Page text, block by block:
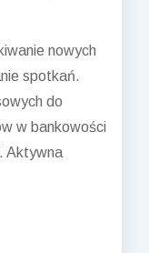
nowych
spotkań.
do
w bankowości
Aktywna